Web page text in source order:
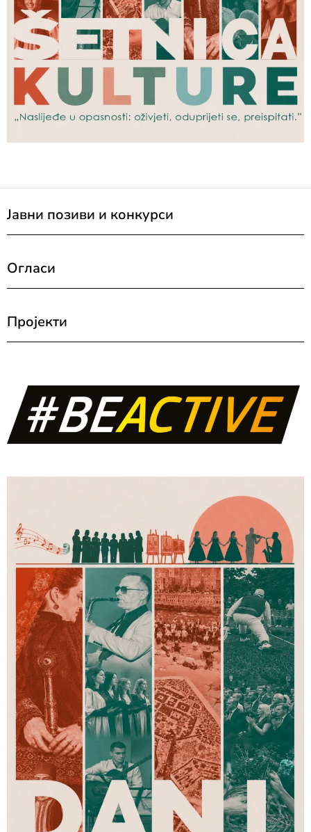
Јавни позиви и конкурси
Огласи
Пројекти